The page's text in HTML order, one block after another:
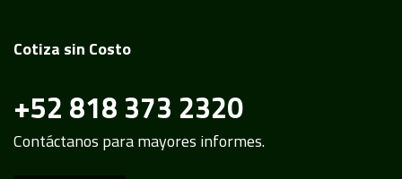
Cotiza sin Costo
+52 818 373 2320
Contáctanos para mayores informes.